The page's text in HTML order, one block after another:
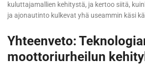
kuluttajamallien kehitystä, ja kertoo siitä,
ja ajonautinto kulkevat yhä useammin käsi
Yhteenveto:
moottoriurheilun